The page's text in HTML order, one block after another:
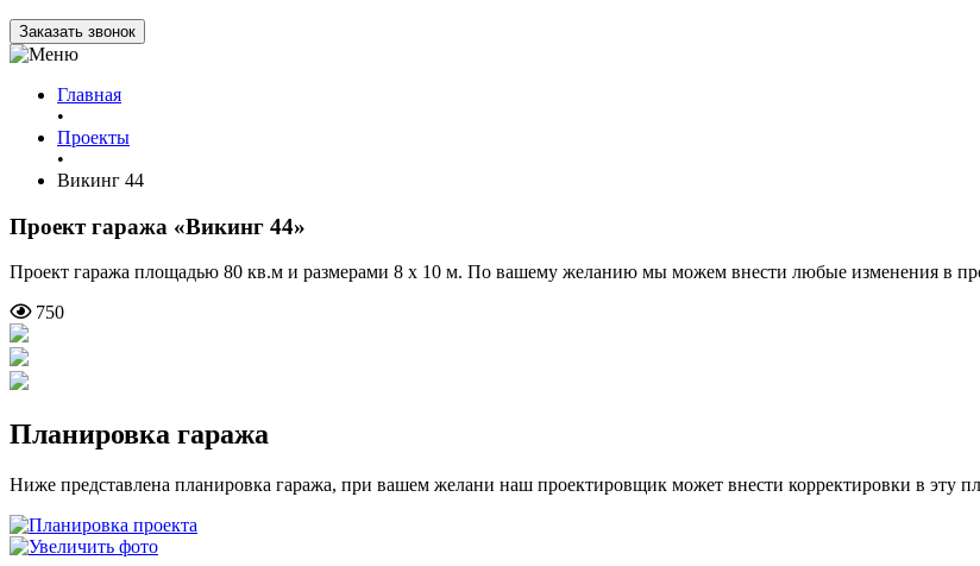
Заказать звонок
Главная
•
Проекты
•
Викинг 44
Проект гаража «Викинг 44»
Проект гаража площадью 80 кв.м и размерами 8 х 10 м. По вашему желанию мы можем внести любые изменения в
750
Планировка гаража
Ниже представлена планировка гаража, при вашем желани наш проектировщик может внести корректировки в эту